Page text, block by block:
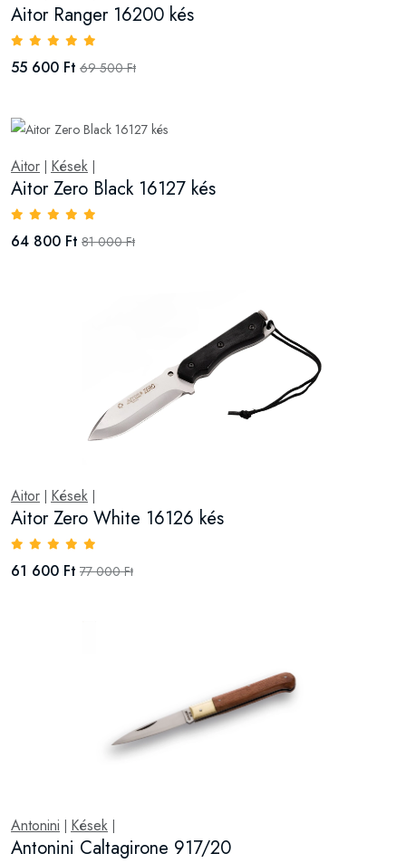
Aitor Ranger 16200 kés
55 600 Ft 69 500 Ft
Aitor Kések
Aitor Zero Black 16127 kés
64 800 Ft 81 000 Ft
Aitor Kések
Aitor Zero White 16126 kés
61 600 Ft 77 000 Ft
Antonini Kések
Antonini Caltagirone 917/20